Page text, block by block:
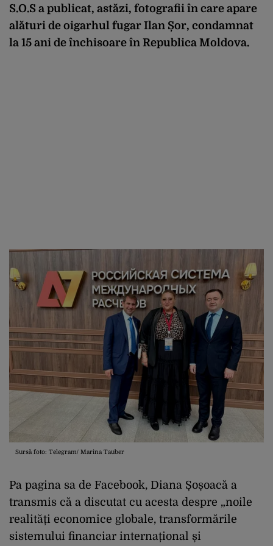
S.O.S a publicat, astăzi, fotografii în care apare
alături de oigarhul fugar Ilan Șor, condamnat
la 15 ani de închisoare în Republica Moldova.
Sursă foto: Telegram/ Marina Tauber
Pa pagina sa de Facebook, Diana Șoșoacă a
transmis că a discutat cu acesta despre „noile
realități economice globale, transformările
sistemului financiar internațional și